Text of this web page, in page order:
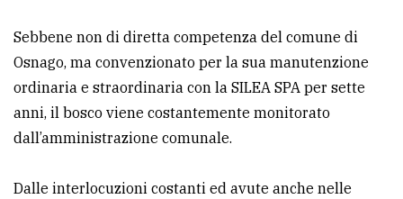
comune
Ricerca
avanzata
TESTATE
Sebbene non di diretta competenza del comune di
Osnago, ma convenzionato per la sua manutenzione
ordinaria e straordinaria con la SILEA SPA per sette
anni, il bosco viene costantemente monitorato
dall’amministrazione comunale.
Dalle interlocuzioni costanti ed avute anche nelle